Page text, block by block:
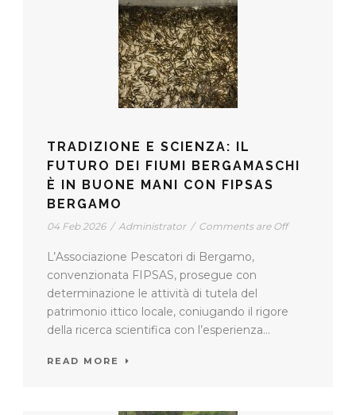
TRADIZIONE E SCIENZA: IL
FUTURO DEI FIUMI BERGAMASCHI
È IN BUONE MANI CON FIPSAS
BERGAMO
04 Feb 2026 / Administrator / Comments are Off
L’Associazione Pescatori di Bergamo,
convenzionata FIPSAS, prosegue con
determinazione le attività di tutela del
patrimonio ittico locale, coniugando il rigore
della ricerca scientifica con l’esperienza...
READ MORE